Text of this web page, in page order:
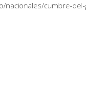
nacionales/cumbre-